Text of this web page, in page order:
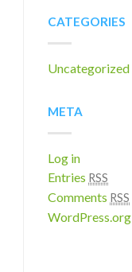
CATEGORIES
Uncategorized
META
Log in
Entries RSS
Comments RSS
WordPress.org